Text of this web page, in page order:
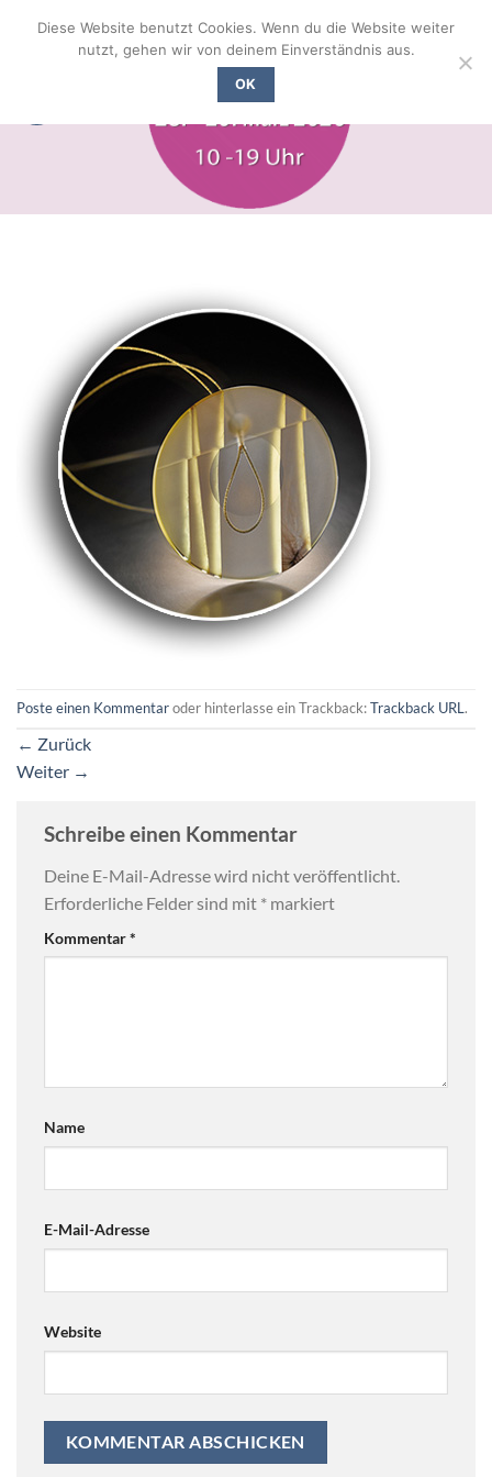
Inhalt
Poste einen Kommentaroder hinterlasse ein Trackback:Trackback URL.
← Zurück
Weiter →
Schreibe einen Kommentar
Deine E-Mail-Adresse wird nicht veröffentlicht.
Erforderliche Felder sind mit * markiert
Kommentar*
Name
E-Mail-Adresse
Website
Diese Website benutzt Cookies. Wenn du die Website weiter
nutzt, gehen wir von deinem Einverständnis aus.
OK